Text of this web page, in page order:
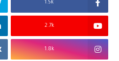
1.5k
2.7k
1.8k